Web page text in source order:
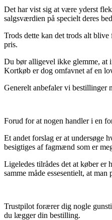
Det har vist sig at være yderst
salgsværdien på specielt deres
Trods dette kan det trods alt
pris.
Du bør alligevel ikke glemme, at
Kortkøb er dog omfavnet af en
Generelt anbefaler vi bestillinger
Forud for at nogen handler i en
Et andet forslag er at undersøge
besigtiges af fagmænd som er
Ligeledes tilrådes det at køber er
samme måde essesentielt, at
Trustpilot forærer dig nogle
du lægger din bestilling.